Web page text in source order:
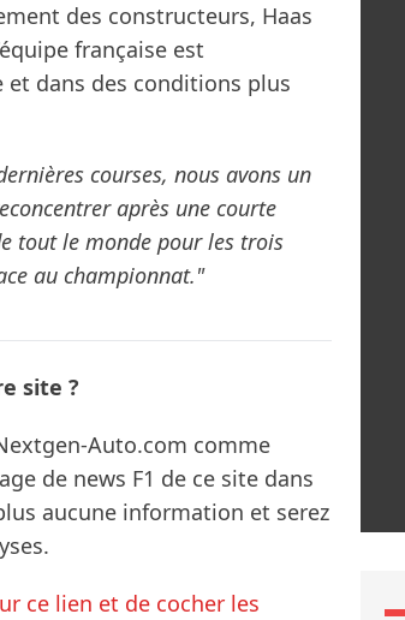
des constructeurs, Haas
française est
dans des conditions plus
courses, nous avons un
après une courte
tout le monde pour les trois
au championnat."
site ?
Auto.com comme
de news F1 de ce site dans
aucune information et serez
ce lien et de cocher les